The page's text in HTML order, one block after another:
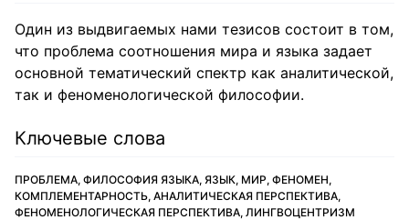
Один из выдвигаемых нами тезисов состоит в том,
что проблема соотношения мира и языка задает
основной тематический спектр как аналитической,
так и феноменологической философии.
Ключевые слова
ПРОБЛЕМА, ФИЛОСОФИЯ ЯЗЫКА, ЯЗЫК, МИР, ФЕНОМЕН,
КОМПЛЕМЕНТАРНОСТЬ, АНАЛИТИЧЕСКАЯ ПЕРСПЕКТИВА,
ФЕНОМЕНОЛОГИЧЕСКАЯ ПЕРСПЕКТИВА, ЛИНГВОЦЕНТРИЗМ